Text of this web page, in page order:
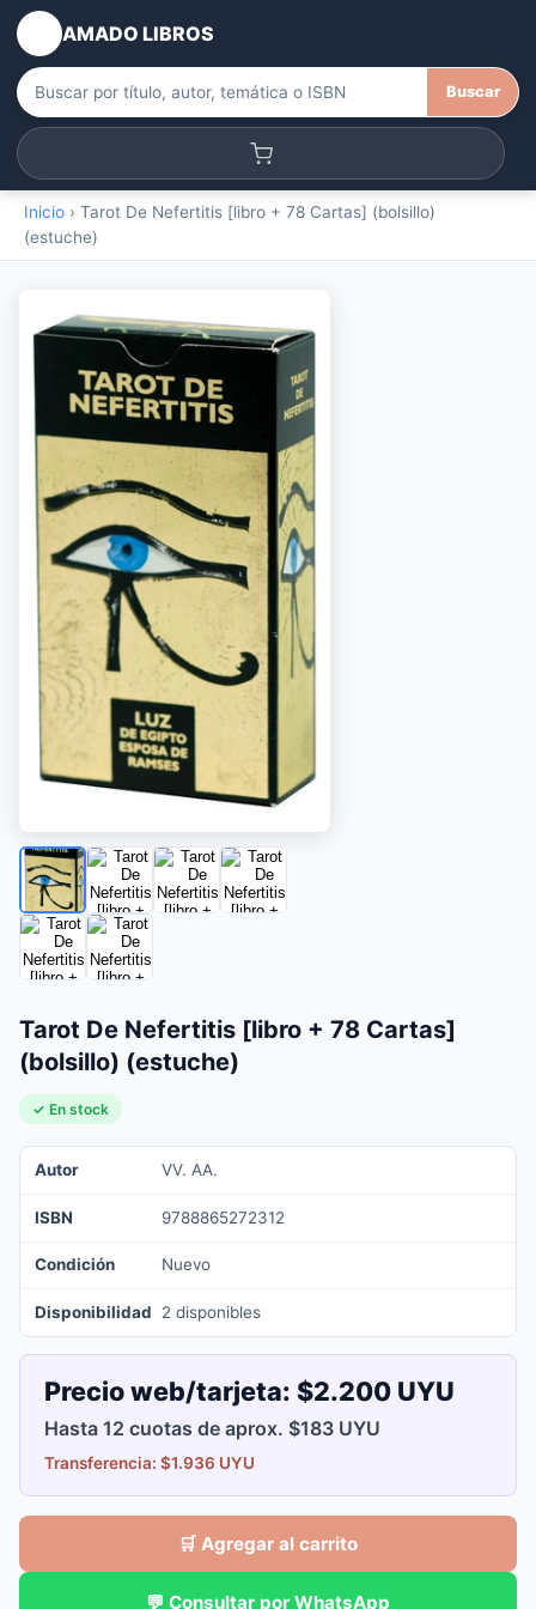
AMADO LIBROS
Buscar
Inicio › Tarot De Nefertitis [libro + 78 Cartas] (bolsillo)
(estuche)
Tarot De Nefertitis [libro + 78 Cartas]
(bolsillo) (estuche)
✓ En stock
Autor VV. AA.
ISBN 9788865272312
Condición Nuevo
Disponibilidad 2 disponibles
Precio web/tarjeta: $2.200 UYU
Hasta 12 cuotas de aprox. $183 UYU
Transferencia: $1.936 UYU
🛒 Agregar al carrito
💬 Consultar por WhatsApp